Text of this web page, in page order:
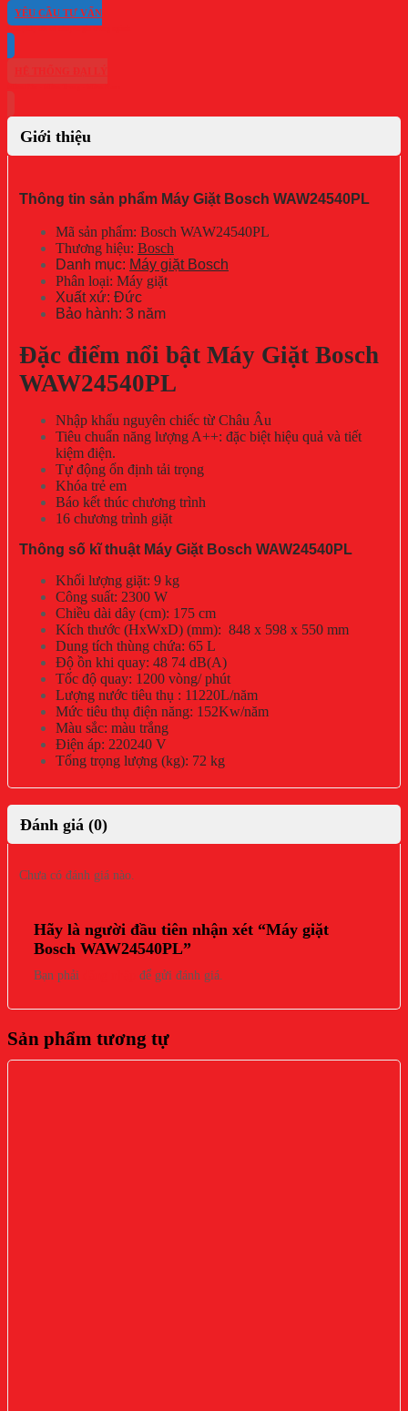
YÊU CẦU TƯ VẤN
Giới thiệu
Thông tin sản phẩm Máy Giặt Bosch WAW24540PL
Mã sản phẩm: Bosch WAW24540PL
Thương hiệu: Bosch
Danh mục: Máy giặt Bosch
Phân loại: Máy giặt
Xuất xứ: Đức
Bảo hành: 3 năm
Đặc điểm nổi bật Máy Giặt Bosch
WAW24540PL
Nhập khẩu nguyên chiếc từ Châu Âu
Tiêu chuẩn năng lượng A++: đặc biệt hiệu quả và tiết
kiệm điện.
Tự động ổn định tải trọng
Khóa trẻ em
Báo kết thúc chương trình
16 chương trình giặt
Thông số kĩ thuật Máy Giặt Bosch WAW24540PL
Khối lượng giặt: 9 kg
Công suất: 2300 W
Chiều dài dây (cm): 175 cm
Kích thước (HxWxD) (mm): 848 x 598 x 550 mm
Dung tích thùng chứa: 65 L
Độ ồn khi quay: 48 74 dB(A)
Tốc độ quay: 1200 vòng/ phút
Lượng nước tiêu thụ : 11220L/năm
Mức tiêu thụ điện năng: 152Kw/năm
Màu sắc: màu trắng
Điện áp: 220240 V
Tổng trọng lượng (kg): 72 kg
Đánh giá (0)
Chưa có đánh giá nào.
Hãy là người đầu tiên nhận xét “Máy giặt
Bosch WAW24540PL”
Bạn phải để gửi đánh giá.
Sản phẩm tương tự